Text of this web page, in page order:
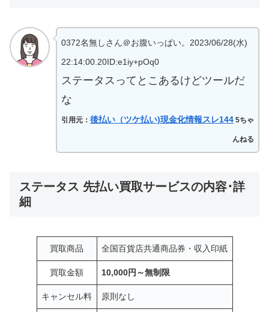
0372名無しさん＠お腹いっぱい。2023/06/28(水)
22:14:00.20ID:e1iy+pOq0
ステータスってとこあるけどツールだ
な
引用元： 後払い（ツケ払い)現金化情報スレ144 5ちゃ
んねる
ステータス 先払い買取サービスの内容･詳
細
買取商品 全国百貨店共通商品券・収入印紙
買取金額 10,000円～無制限
キャンセル料 原則なし